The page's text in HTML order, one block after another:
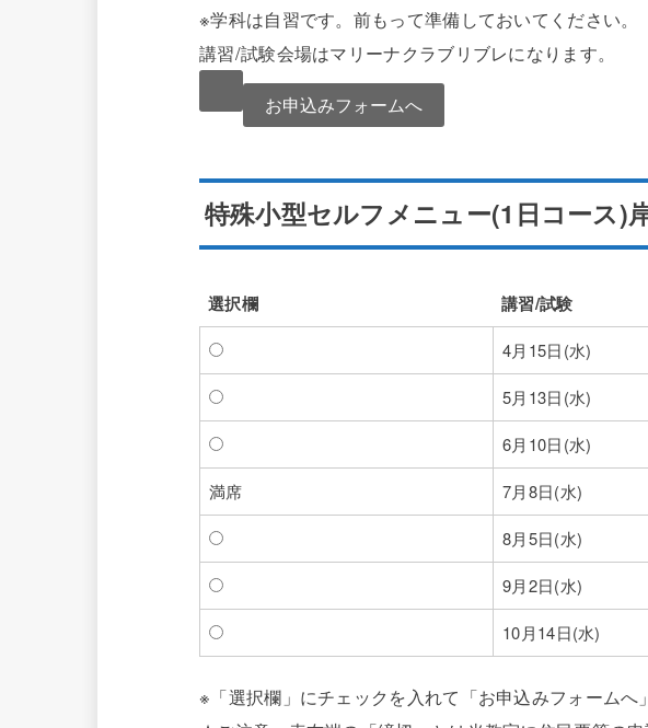
※学科は自習です。前もって準備しておいてください。
講習/試験会場はマリーナクラブリブレになります。
特殊小型セルフメニュー(1日コース)
選択欄 講習/試験
選択欄
講習/試験
4月15日(水)
5月13日(水)
6月10日(水)
満席 7月8日(水)
8月5日(水)
9月2日(水)
10月14日(水)
※「選択欄」にチェックを入れて「お申込みフォームへ